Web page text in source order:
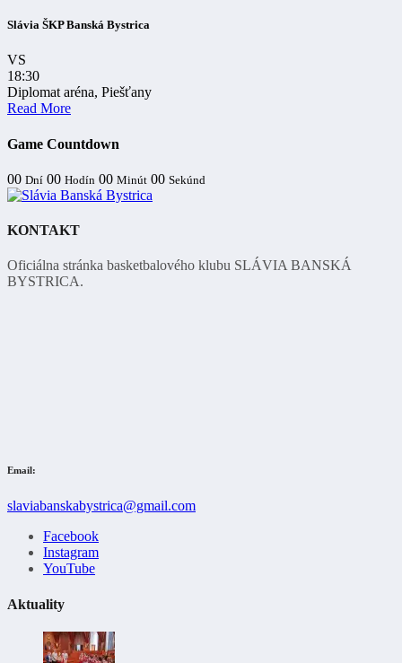
Slávia ŠKP Banská Bystrica
VS
18:30
Diplomat aréna, Piešťany
Read More
Game Countdown
00 Dní 00 Hodín 00 Minút 00 Sekúnd
KONTAKT
Oficiálna stránka basketbalového klubu SLÁVIA BANSKÁ
BYSTRICA.
Email:
slaviabanskabystrica@gmail.com
Facebook
Instagram
YouTube
Aktuality